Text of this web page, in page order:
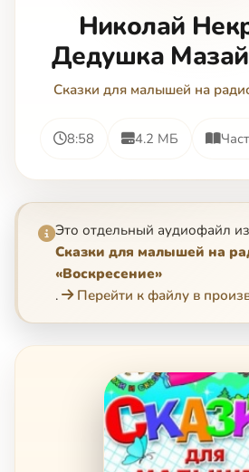
Николай
Дедушка
Сказки для малышей на
8:58 4.2 МБ
Это отдельный аудиофайл
Сказки для малышей на
«Воскресение»
.
Перейти к файлу в